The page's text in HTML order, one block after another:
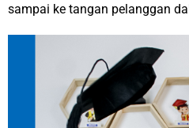
sampai ke tangan pelanggan